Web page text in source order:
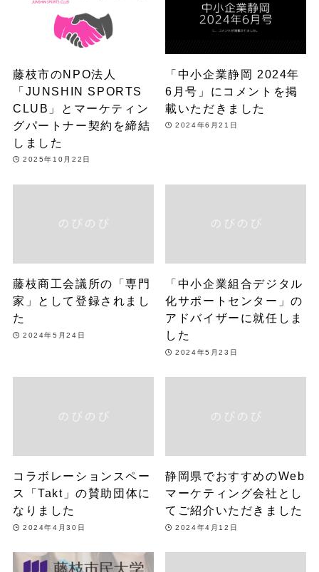
藤枝市のNPO法人
「JUNSHIN SPORTS
CLUB」とマーケティン
グパートナー契約を締結
しました
2025年10月22日
「中小企業静岡 2024年
6月号」にコメントを掲
載いただきました
2024年6月21日
藤枝商工会議所の「専門
家」として登録されまし
た
2024年5月24日
「中小企業組合デジタル
化サポートセンター」の
アドバイザーに就任しま
した
2024年5月23日
コラボレーションスペー
ス「Takt」の賛助団体に
なりました
2024年4月30日
静岡県でおすすめのWeb
マーケティング会社とし
てご紹介いただきました
2024年4月12日